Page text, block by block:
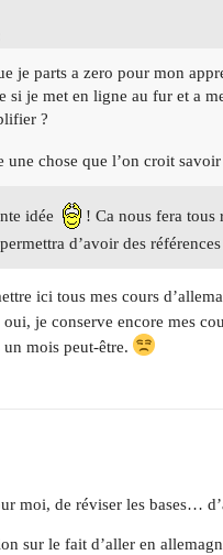
je parts a zero pour mon
si je met en ligne au fur et a
?
une chose que l’on croit
idée
! Ca nous fera tous
d’avoir des
ici tous mes cours
oui, je conserve encore mes
mois peut-être.
moi, de réviser les bases…
sur le fait d’aller en